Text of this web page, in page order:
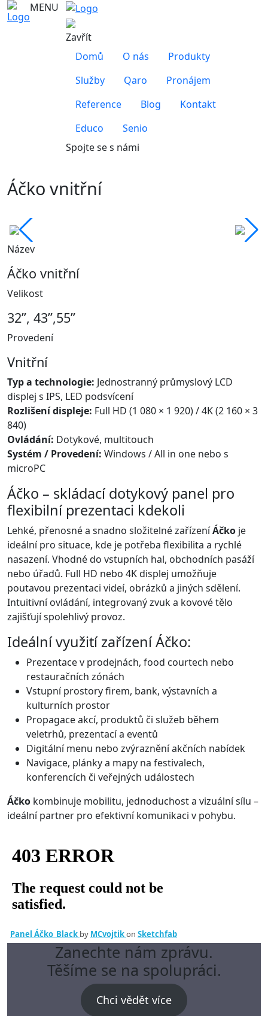
MENU
Zavřít
Domů
O nás
Produkty
Služby
Qaro
Pronájem
Reference
Blog
Kontakt
Educo
Senio
Spojte se s námi
Áčko vnitřní
Název
Áčko vnitřní
Velikost
32”, 43”,55”
Provedení
Vnitřní
Typ a technologie: Jednostranný průmyslový LCD
displej s IPS, LED podsvícení
Rozlišení displeje: Full HD (1 080 × 1 920) / 4K (2 160 × 3
840)
Ovládání: Dotykové, multitouch
Systém / Provedení: Windows / All in one nebo s
microPC
Áčko – skládací dotykový panel pro
flexibilní prezentaci kdekoli
Lehké, přenosné a snadno složitelné zařízeníÁčko je
ideální pro situace, kde je potřeba flexibilita a rychlé
nasazení. Vhodné do vstupních hal, obchodních pasáží
nebo úřadů. Full HD nebo 4K displej umožňuje
poutavou prezentaci videí, obrázků a jiných sdělení.
Intuitivní ovládání, integrovaný zvuk a kovové tělo
zajišťují spolehlivý provoz.
Ideální využití zařízení Áčko:
Prezentace v prodejnách, food courtech nebo
restauračních zónách
Vstupní prostory firem, bank, výstavních a
kulturních prostor
Propagace akcí, produktů či služeb během
veletrhů, prezentací a eventů
Digitální menu nebo zvýraznění akčních nabídek
Navigace, plánky a mapy na festivalech,
konferencích či veřejných událostech
Áčko kombinuje mobilitu, jednoduchost a vizuální sílu –
ideální partner pro efektivní komunikaci v pohybu.
Panel Áčko_Black by MCvojtikon Sketchfab
Zanechte nám zprávu.
Těšíme se na spolupráci.
Chci vědět více